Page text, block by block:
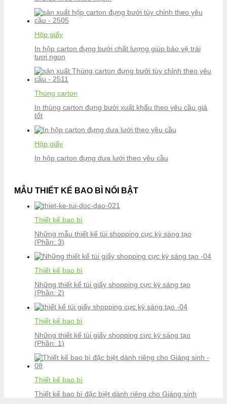
Hộp giấy
In hộp carton đựng bưởi chất lượng giúp bảo vệ trái
tươi ngon
Thùng carton
In thùng carton đựng bưởi xuất khẩu theo yêu cầu giá
tốt
Hộp giấy
In hộp carton đựng dưa lưới theo yêu cầu
MẪU THIẾT KẾ BAO BÌ NỔI BẬT
Thiết kế bao bì
Những mẫu thiết kế túi shopping cực kỳ sáng tạo
(Phần: 3)
Thiết kế bao bì
Những thiết kế túi giấy shopping cực kỳ sáng tạo
(Phần: 2)
Thiết kế bao bì
Những thiết kế túi giấy shopping cực kỳ sáng tạo
(Phần: 1)
Thiết kế bao bì
Thiết kế bao bì đặc biệt dành riêng cho Giáng sinh